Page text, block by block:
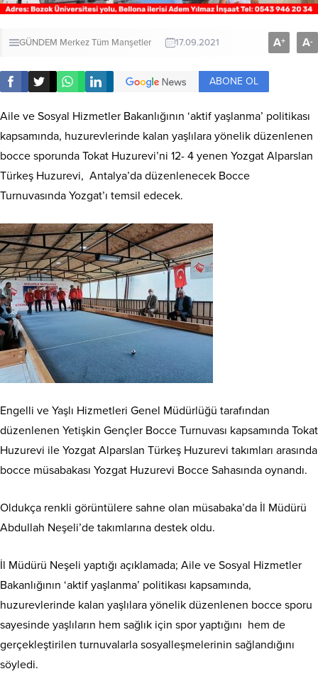
GÜNDEM MerkezTüm Manşetler 17.09.2021 A+ A-
ABONE OL
Aile ve Sosyal Hizmetler Bakanlığının ‘aktif yaşlanma’ politikası
kapsamında, huzurevlerinde kalan yaşlılara yönelik düzenlenen
bocce sporunda Tokat Huzurevi’ni 12- 4 yenen Yozgat Alparslan
Türkeş Huzurevi, Antalya’da düzenlenecek Bocce
Turnuvasında Yozgat’ı temsil edecek.
Engelli ve Yaşlı Hizmetleri Genel Müdürlüğü tarafından
düzenlenen Yetişkin Gençler Bocce Turnuvası kapsamında Tokat
Huzurevi ile Yozgat Alparslan Türkeş Huzurevi takımları arasında
bocce müsabakası Yozgat Huzurevi Bocce Sahasında oynandı.
Oldukça renkli görüntülere sahne olan müsabaka’da İl Müdürü
Abdullah Neşeli’de takımlarına destek oldu.
İl Müdürü Neşeli yaptığı açıklamada; Aile ve Sosyal Hizmetler
Bakanlığının ‘aktif yaşlanma’ politikası kapsamında,
huzurevlerinde kalan yaşlılara yönelik düzenlenen bocce sporu
sayesinde yaşlıların hem sağlık için spor yaptığını hem de
gerçekleştirilen turnuvalarla sosyalleşmelerinin sağlandığını
söyledi.